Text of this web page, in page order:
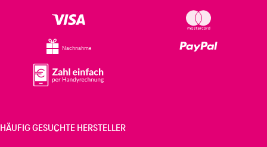
Nachnahme
HÄUFIG GESUCHTE HERSTELLER